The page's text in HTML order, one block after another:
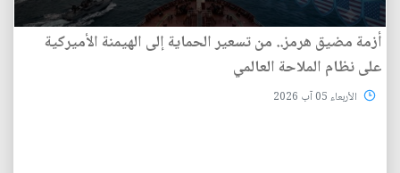
أزمة مضيق هرمز.. من تسعير الحماية إلى الهيمنة الأميركية
على نظام الملاحة العالمي
الأربعاء 05 آب 2026